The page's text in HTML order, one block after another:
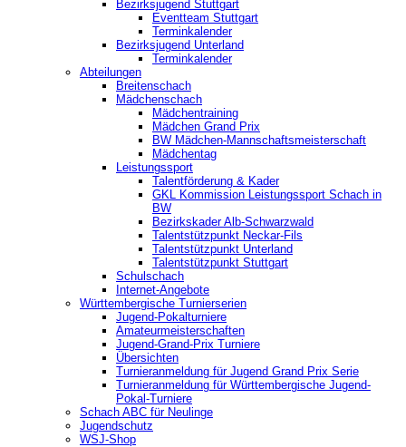
Bezirksjugend Stuttgart
‎Eventteam Stuttgart
Terminkalender
Bezirksjugend Unterland
Terminkalender
Abteilungen
Breitenschach
Mädchenschach
Mädchentraining
Mädchen Grand Prix
BW Mädchen-Mannschaftsmeisterschaft
Mädchentag
Leistungssport
Talentförderung & Kader
GKL Kommission Leistungssport Schach in
BW
Bezirkskader Alb-Schwarzwald
Talentstützpunkt Neckar-Fils
Talentstützpunkt Unterland
Talentstützpunkt Stuttgart
Schulschach
Internet-Angebote
Württembergische Turnierserien
Jugend-Pokalturniere
Amateurmeisterschaften
Jugend-Grand-Prix Turniere
Übersichten
Turnieranmeldung für Jugend Grand Prix Serie
Turnieranmeldung für Württembergische Jugend-
Pokal-Turniere
Schach ABC für Neulinge
Jugendschutz
WSJ-Shop